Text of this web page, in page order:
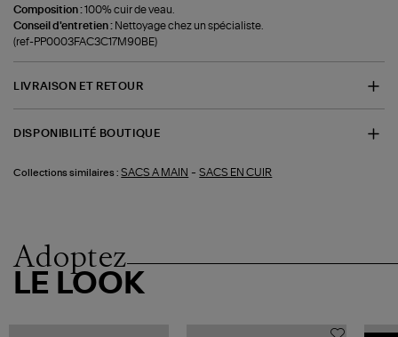
Composition :100% cuir de veau.
Conseil d'entretien : Nettoyage chez un spécialiste.
(ref-PP0003FAC3C17M90BE)
LIVRAISON ET RETOUR
DISPONIBILITÉ BOUTIQUE
Collections similaires : SACS A MAIN -SACS EN CUIR
Adoptez
LE LOOK